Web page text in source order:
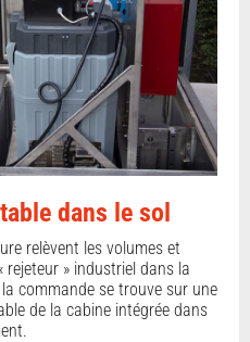
dans le sol
relèvent les volumes et
rejeteur » industriel dans la
commande se trouve sur une
de la cabine intégrée dans